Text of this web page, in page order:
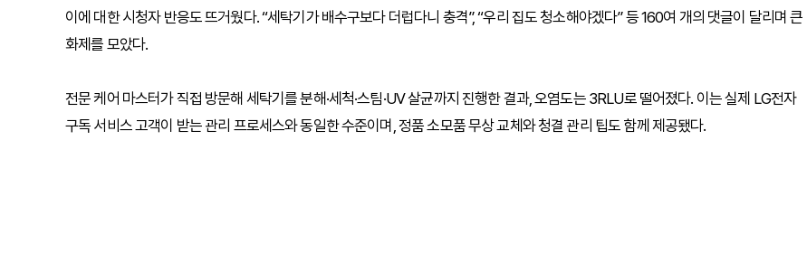
이에 대한 시청자 반응도 뜨거웠다. “세탁기가 배수구보다 더럽다니 충격”, “우리 집도 청소해야겠다” 등 160여 개의 댓글이 달리며 큰
화제를 모았다.
전문 케어 마스터가 직접 방문해 세탁기를 분해·세척·스팀·UV 살균까지 진행한 결과, 오염도는 3RLU로 떨어졌다. 이는 실제 LG전자
구독 서비스 고객이 받는 관리 프로세스와 동일한 수준이며, 정품 소모품 무상 교체와 청결 관리 팁도 함께 제공됐다.